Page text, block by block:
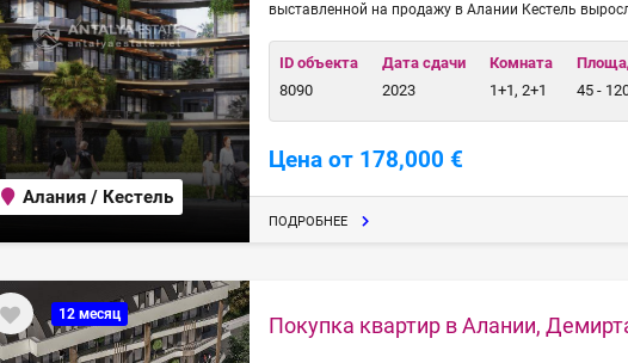
Алания / Кестель
выставленной на продажу в Алании Кестель
ID объекта
8090
Дата сдачи
2023
Комната
1+1, 2+1
45 -
Цена от 178,000 €
ПОДРОБНЕЕ
12 месяц Покупка квартир в Алании,